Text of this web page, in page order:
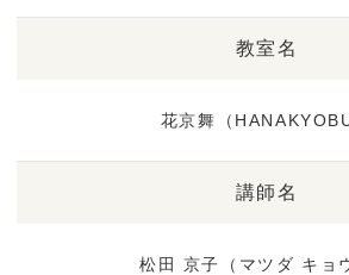
教室名
花京舞（HANAKYOBU
講師名
松田 京子（マツダ キョ